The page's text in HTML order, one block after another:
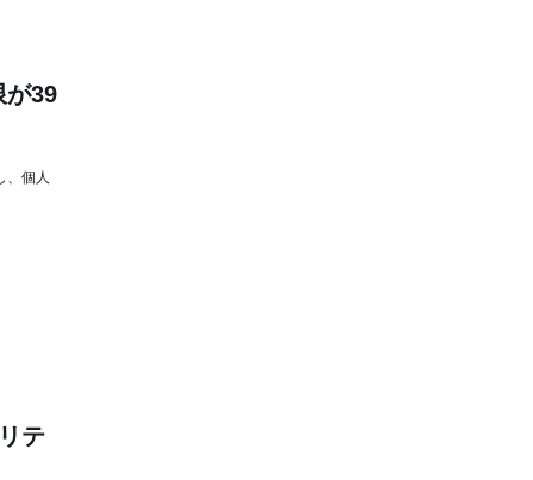
が39
、個人
テ